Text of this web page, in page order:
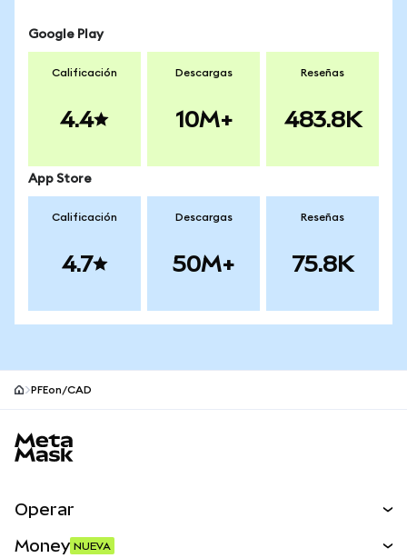
Google Play
Calificación
4.4
Descargas
10M+
Reseñas
483.8K
App Store
Calificación
4.7
Descargas
50M+
Reseñas
75.8K
PFEon/CAD
Operar
Money NUEVA